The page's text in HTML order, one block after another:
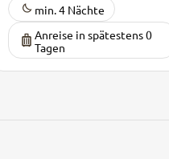
min. 4 Nächte
Anreise in spätestens 0
Tagen